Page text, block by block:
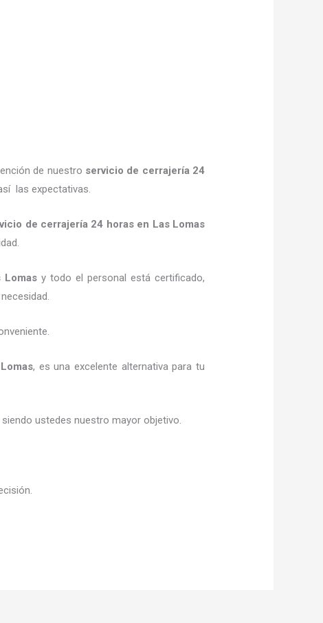
de nuestro servicio de cerrajería 24
las expectativas.
de cerrajería 24 horasen Las Lomas
y todo el personal está certificado,
, es una excelente alternativa para tu
ustedes nuestro mayor objetivo.